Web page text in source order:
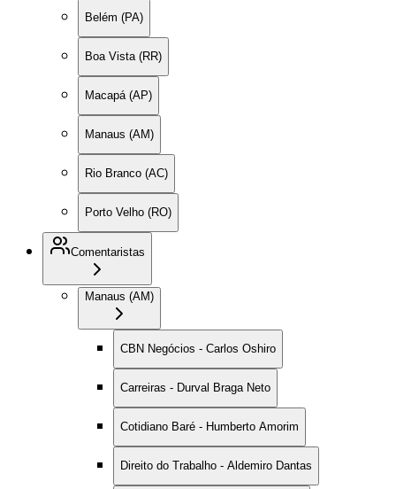
Belém (PA)
Boa Vista (RR)
Macapá (AP)
Manaus (AM)
Rio Branco (AC)
Porto Velho (RO)
Comentaristas
Manaus (AM)
CBN Negócios - Carlos Oshiro
Carreiras - Durval Braga Neto
Cotidiano Baré - Humberto Amorim
Direito do Trabalho - Aldemiro Dantas